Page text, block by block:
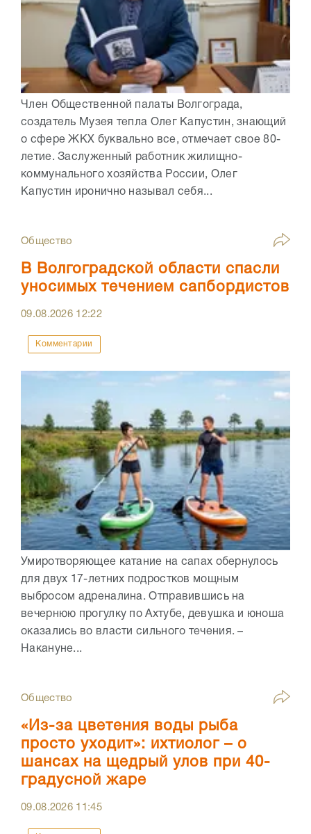
Член Общественной палаты Волгограда,
создатель Музея тепла Олег Капустин, знающий
о сфере ЖКХ буквально все, отмечает свое 80-
летие. Заслуженный работник жилищно-
коммунального хозяйства России, Олег
Капустин иронично называл себя...
Общество
В Волгоградской области спасли
уносимых течением сапбордистов
09.08.2026 12:22
Комментарии
Умиротворяющее катание на сапах обернулось
для двух 17-летних подростков мощным
выбросом адреналина. Отправившись на
вечернюю прогулку по Ахтубе, девушка и юноша
оказались во власти сильного течения. –
Накануне...
Общество
«Из-за цветения воды рыба
просто уходит»: ихтиолог – о
шансах на щедрый улов при 40-
градусной жаре
09.08.2026 11:45